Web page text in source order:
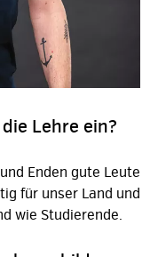
Lehre ein?
Enden gute Leute
für unser Land und
wie Studierende.